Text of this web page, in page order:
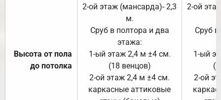
Высота от пола
до потолка
2-ой этаж (мансарда)- 2,3
м.
Сруб в полтора и два
этажа:
1-ый этаж 2,4 м ±4 см.
(18 венцов)
2-ой этаж 2,4 м ±4 см.
каркасные аттиковые
2-ой
Сруб
1-ый
2-ой